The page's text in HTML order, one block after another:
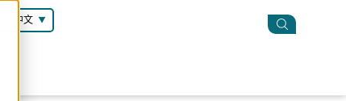
简体中文